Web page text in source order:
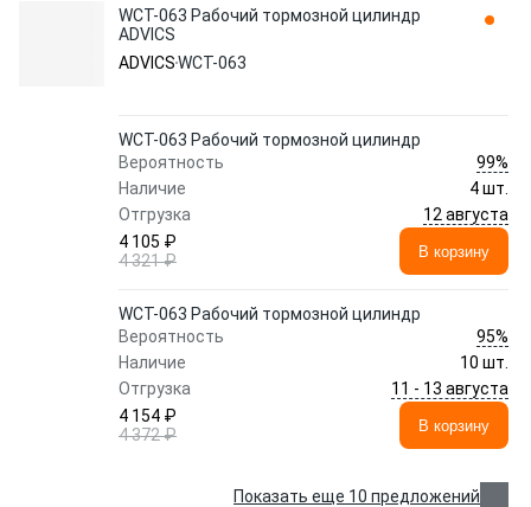
WCT-063 Рабочий тормозной цилиндр
ADVICS
ADVICSWCT-063
WCT-063 Рабочий тормозной цилиндр
Вероятность
99%
Наличие
4 шт.
Отгрузка
12 августа
4 105 ₽
4 321 ₽
В корзину
WCT-063 Рабочий тормозной цилиндр
Вероятность
95%
Наличие
10 шт.
Отгрузка
11 - 13 августа
4 154 ₽
4 372 ₽
В корзину
Показать еще 10 предложений